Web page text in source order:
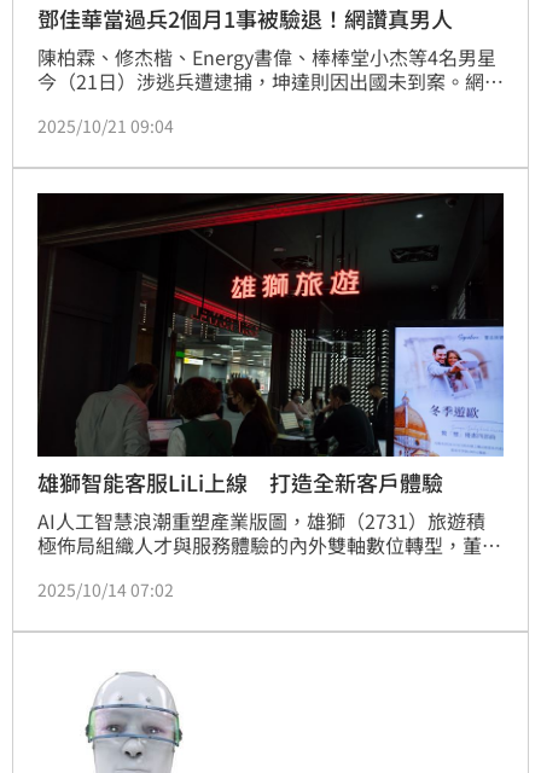
鄧佳華當過兵2個月1事被驗退！網讚真男人
陳柏霖、修杰楷、Energy書偉、棒棒堂小杰等4名男星
今（21日）涉逃兵遭逮捕，坤達則因出國未到案。網紅
今年大方認愛女友是模特兒簡簡，然而鄧佳華日前卻傳
男藝人逃兵，鄧佳華入獄前也發文自曝有當兵2個月經
歷，並揭露後來被驗退的「真正原因」，被許多網友狂
讚：「這才是真男人」。
2025/10/21 09:04
雄獅智能客服LiLi上線 打造全新客戶體驗
AI人工智慧浪潮重塑產業版圖，雄獅（2731）旅遊積
極佈局組織人才與服務體驗的內外雙軸數位轉型，董事
5月成立旅遊科技部，投入3億元推動改革計畫，初期已
AI 決策系統，打造人機協作常態化。
2025/10/14 07:02